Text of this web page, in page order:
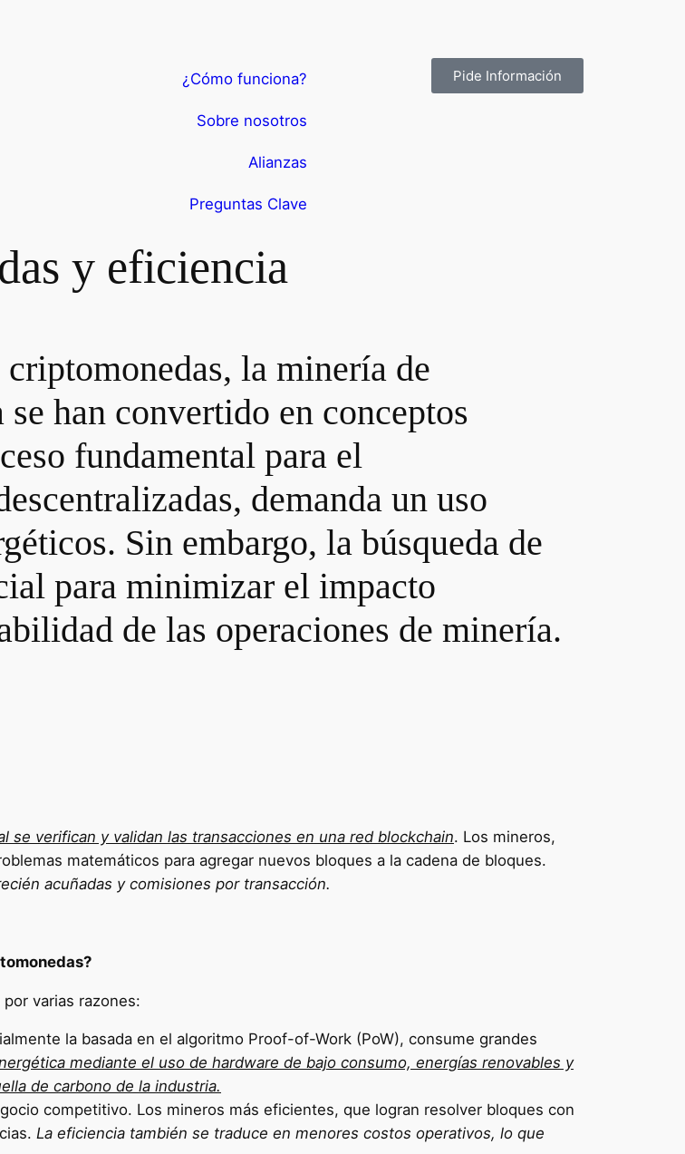
¿Cómo funciona?
Sobre nosotros
Alianzas
Preguntas Clave
Pide Información
y eficiencia
la minería de
han convertido en conceptos
fundamental para el
demanda un uso
Sin embargo, la búsqueda de
para minimizar el impacto
de las operaciones de minería.
se verifican y validan las transacciones en una red blockchain. Los mineros,
matemáticos para agregar nuevos bloques a la cadena de bloques.
acuñadas y comisiones por transacción.
varias razones:
la basada en el algoritmo Proof-of-Work (PoW), consume grandes
mediante el uso de hardware de bajo consumo, energías renovables y
de carbono de la industria.
competitivo. Los mineros más eficientes, que logran resolver bloques con
La eficiencia también se traduce en menores costos operativos, lo que